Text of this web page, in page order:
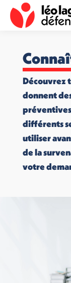
Découvrez
donnent
différents
utiliser
de la
votre